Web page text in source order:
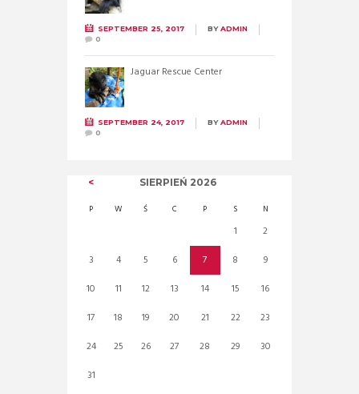
SEPTEMBER 25, 2017 BYADMIN
0
Jaguar Rescue Center
SEPTEMBER 24, 2017 BYADMIN
0
SIERPIEŃ 2026
P W Ś C P S N
1
2
3
4 5 6 7 8
9
10
11 12 13 14 15
16
17
18 19 20 21 22
23
24
25 26 27 28 29
30
31